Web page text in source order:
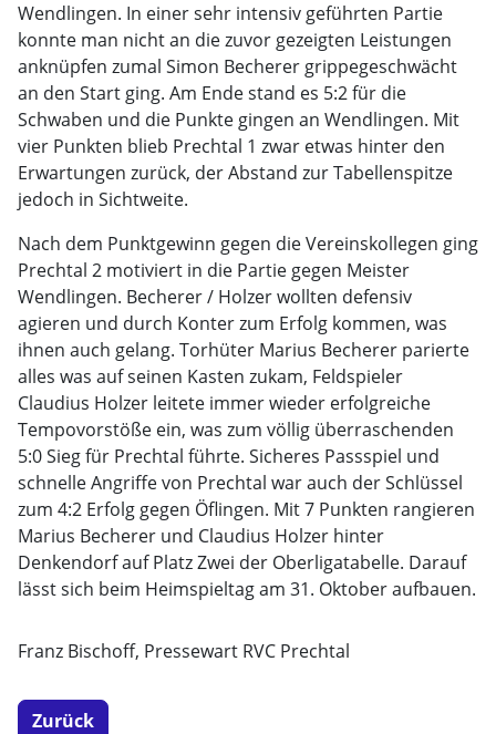
Wendlingen. In einer sehr intensiv geführten Partie
konnte man nicht an die zuvor gezeigten Leistungen
anknüpfen zumal Simon Becherer grippegeschwächt
an den Start ging. Am Ende stand es 5:2 für die
Schwaben und die Punkte gingen an Wendlingen. Mit
vier Punkten blieb Prechtal 1 zwar etwas hinter den
Erwartungen zurück, der Abstand zur Tabellenspitze
jedoch in Sichtweite.
Nach dem Punktgewinn gegen die Vereinskollegen ging
Prechtal 2 motiviert in die Partie gegen Meister
Wendlingen. Becherer / Holzer wollten defensiv
agieren und durch Konter zum Erfolg kommen, was
ihnen auch gelang. Torhüter Marius Becherer parierte
alles was auf seinen Kasten zukam, Feldspieler
Claudius Holzer leitete immer wieder erfolgreiche
Tempovorstöße ein, was zum völlig überraschenden
5:0 Sieg für Prechtal führte. Sicheres Passspiel und
schnelle Angriffe von Prechtal war auch der Schlüssel
zum 4:2 Erfolg gegen Öflingen. Mit 7 Punkten rangieren
Marius Becherer und Claudius Holzer hinter
Denkendorf auf Platz Zwei der Oberligatabelle. Darauf
lässt sich beim Heimspieltag am 31. Oktober aufbauen.
Franz Bischoff, Pressewart RVC Prechtal
Zurück